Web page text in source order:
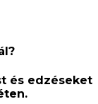
és edzéseket